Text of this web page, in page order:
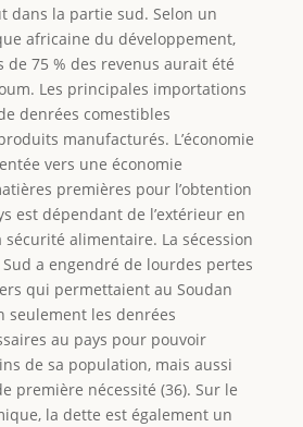
dans la partie sud. Selon un
africaine du développement,
de 75 % des revenus aurait été
Les principales importations
denrées comestibles
manufacturés. L’économie
vers une économie
premières pour l’obtention
est dépendant de l’extérieur en
sécurité alimentaire. La sécession
a engendré de lourdes pertes
qui permettaient au Soudan
seulement les denrées
au pays pour pouvoir
de sa population, mais aussi
première nécessité (36). Sur le
la dette est également un